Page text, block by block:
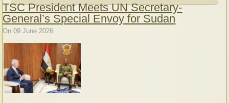
TSC President Meets UN Secretary-
General’s Special Envoy for Sudan
On 09 June 2026